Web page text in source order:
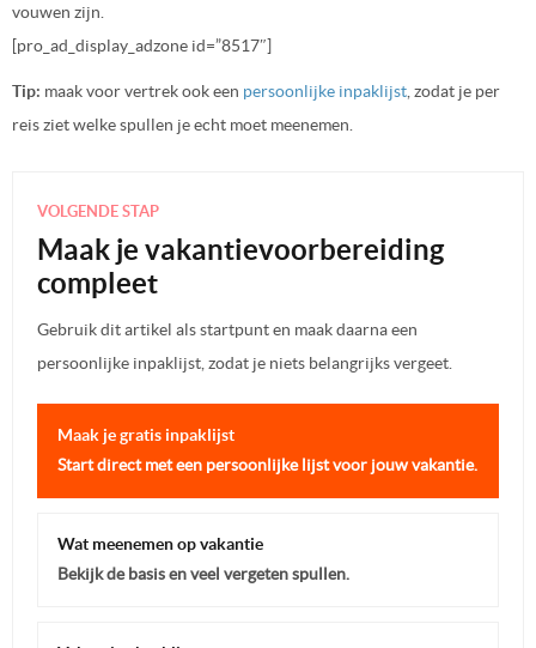
vouwen zijn.
[pro_ad_display_adzone id=”8517″]
Tip: maak voor vertrek ook een persoonlijke inpaklijst , zodat je per
reis ziet welke spullen je echt moet meenemen.
VOLGENDE STAP
Maak je vakantievoorbereiding
compleet
Gebruik dit artikel als startpunt en maak daarna een
persoonlijke inpaklijst, zodat je niets belangrijks vergeet.
Maak je gratis inpaklijst
Start direct met een persoonlijke lijst voor jouw vakantie.
Wat meenemen op vakantie
Bekijk de basis en veel vergeten spullen.